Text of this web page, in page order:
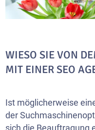
WIESO SIE VON
MIT EINER SEO
Ist möglicherweise
der